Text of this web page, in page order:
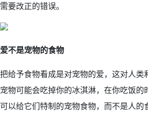
需要改正的错误。
爱不是宠物的食物
把给予食物看成是对宠物的爱，这对人
宠物可能会吃掉你的冰淇淋，在你吃饭
可以给它们特制的宠物食物，而不是人的